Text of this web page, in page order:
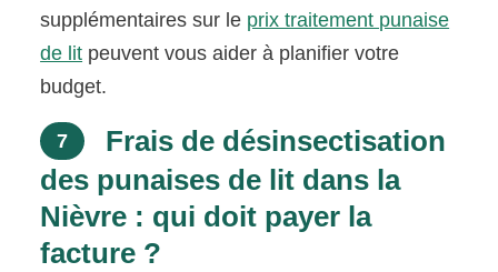
supplémentaires sur le prix traitement punaise
de lit peuvent vous aider à planifier votre
budget.
7
Frais de désinsectisation
des punaises de lit dans la
Nièvre : qui doit payer la
facture ?